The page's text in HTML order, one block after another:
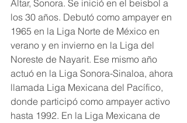
Altar, Sonora. Se inició en el beisbol a
los 30 años. Debutó como ampayer en
1965 en la Liga Norte de México en
verano y en invierno en la Liga del
Noreste de Nayarit. Ese mismo año
actuó en la Liga Sonora-Sinaloa, ahora
llamada Liga Mexicana del Pacífico,
donde participó como ampayer activo
hasta 1992. En la Liga Mexicana de